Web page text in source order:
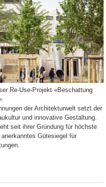
Re-Use-Projekt «Beschattung
der Architekturwelt setzt der
und innovative Gestaltung.
seit ihrer Gründung für höchste
Gütesiegel für